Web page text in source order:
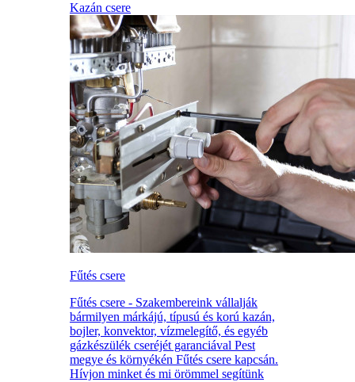
Kazán csere
Fűtés csere
Fűtés csere - Szakembereink vállalják
bármilyen márkájú, típusú és korú kazán,
bojler, konvektor, vízmelegítő, és egyéb
gázkészülék cseréjét garanciával Pest
megye és környékén Fűtés csere kapcsán.
Hívjon minket és mi örömmel segítünk